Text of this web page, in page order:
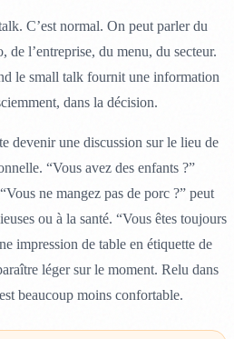
C’est normal. On peut parler du
de l’entreprise, du menu, du secteur.
le small talk fournit une information
dans la décision.
devenir une discussion sur le lieu de
“Vous avez des enfants ?”
ne mangez pas de porc ?” peut
ou à la santé. “Vous êtes toujours
impression de table en étiquette de
léger sur le moment. Relu dans
beaucoup moins confortable.